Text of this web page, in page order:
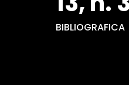
BIBLIOGRAFICA